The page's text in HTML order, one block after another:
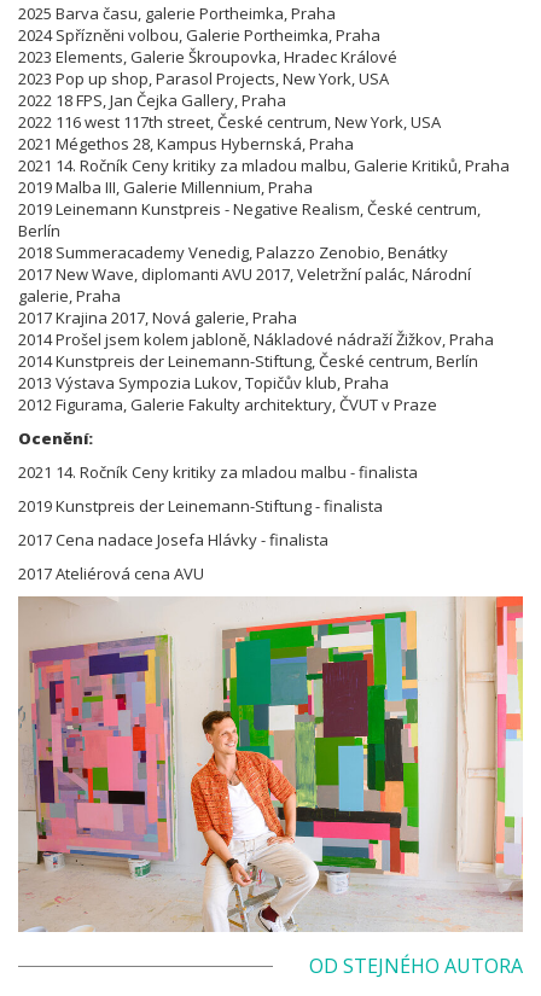
2025 Barva času, galerie Portheimka, Praha
2024 Spřízněni volbou, Galerie Portheimka, Praha
2023 Elements, Galerie Škroupovka, Hradec Králové
2023 Pop up shop, Parasol Projects, New York, USA
2022 18 FPS, Jan Čejka Gallery, Praha
2022 116 west 117th street, České centrum, New York, USA
2021 Mégethos 28, Kampus Hybernská, Praha
2021 14. Ročník Ceny kritiky za mladou malbu, Galerie Kritiků, Praha
2019 Malba III, Galerie Millennium, Praha
2019 Leinemann Kunstpreis - Negative Realism, České centrum,
Berlín
2018 Summeracademy Venedig, Palazzo Zenobio, Benátky
2017 New Wave, diplomanti AVU 2017, Veletržní palác, Národní
galerie, Praha
2017 Krajina 2017, Nová galerie, Praha
2014 Prošel jsem kolem jabloně, Nákladové nádraží Žižkov, Praha
2014 Kunstpreis der Leinemann-Stiftung, České centrum, Berlín
2013 Výstava Sympozia Lukov, Topičův klub, Praha
2012 Figurama, Galerie Fakulty architektury, ČVUT v Praze
Ocenění:
2021 14. Ročník Ceny kritiky za mladou malbu - finalista
2019 Kunstpreis der Leinemann-Stiftung - finalista
2017 Cena nadace Josefa Hlávky - finalista
2017 Ateliérová cena AVU
OD STEJNÉHO AUTORA